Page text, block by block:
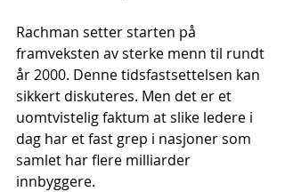
Rachman setter starten på
framveksten av sterke menn til rundt
år 2000. Denne tidsfastsettelsen kan
sikkert diskuteres. Men det er et
uomtvistelig faktum at slike ledere i
dag har et fast grep i nasjoner som
samlet har flere milliarder
innbyggere.